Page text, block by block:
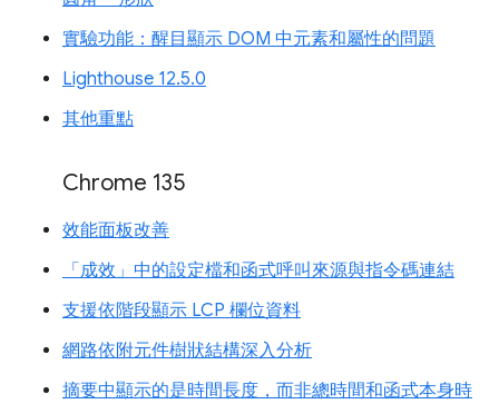
實驗功能：醒目顯示 DOM 中元素和屬性的問題
Lighthouse 12.5.0
其他重點
Chrome 135
效能面板改善
「成效」中的設定檔和函式呼叫來源與指令碼連結
支援依階段顯示 LCP 欄位資料
網路依附元件樹狀結構深入分析
摘要中顯示的是時間長度，而非總時間和函式本身時